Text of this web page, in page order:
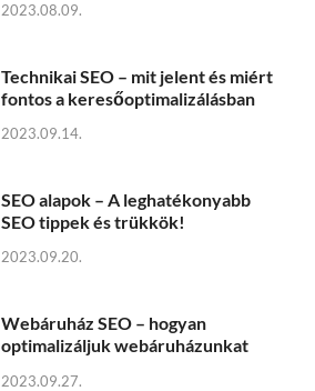
2023.08.09.
Technikai SEO – mit jelent és miért
fontos a keresőoptimalizálásban
2023.09.14.
SEO alapok – A leghatékonyabb
SEO tippek és trükkök!
2023.09.20.
Webáruház SEO – hogyan
optimalizáljuk webáruházunkat
2023.09.27.